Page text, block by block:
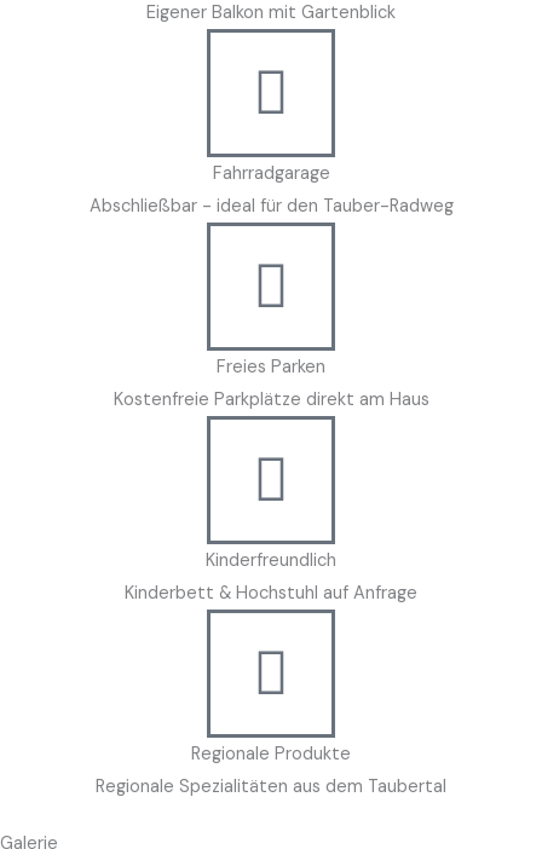
Eigener Balkon mit Gartenblick
Fahrradgarage
Abschließbar - ideal für den Tauber-Radweg
Freies Parken
Kostenfreie Parkplätze direkt am Haus
Kinderfreundlich
Kinderbett & Hochstuhl auf Anfrage
Regionale Produkte
Regionale Spezialitäten aus dem Taubertal
Galerie